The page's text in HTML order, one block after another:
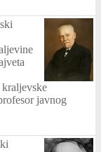
javnog